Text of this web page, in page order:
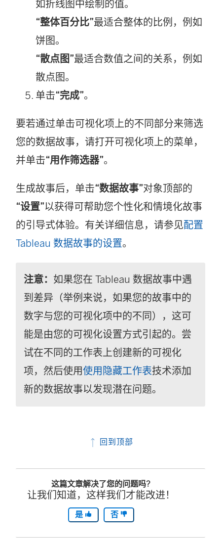
如折线图中绘制的值。
“整体百分比”最适合整体的比例，例如
饼图。
“散点图”最适合数值之间的关系，例如
散点图。
单击“完成”。
要若通过单击可视化项上的不同部分来筛选
您的数据故事，请打开可视化项上的菜单，
并单击“用作筛选器”。
生成故事后，单击“数据故事”对象顶部的
“设置”以获得可帮助您个性化和情境化故事
的引导式体验。有关详细信息，请参见配置
Tableau 数据故事的设置。
注意： 如果您在 Tableau 数据故事中遇
到差异（举例来说，如果您的故事中的
数字与您的可视化项中的不同），这可
能是由您的可视化设置方式引起的。尝
试在不同的工作表上创建新的可视化
项，然后使用使用隐藏工作表技术添加
新的数据故事以发现潜在问题。
回到顶部
这篇文章解决了您的问题吗?
让我们知道，这样我们才能改进！
是 否